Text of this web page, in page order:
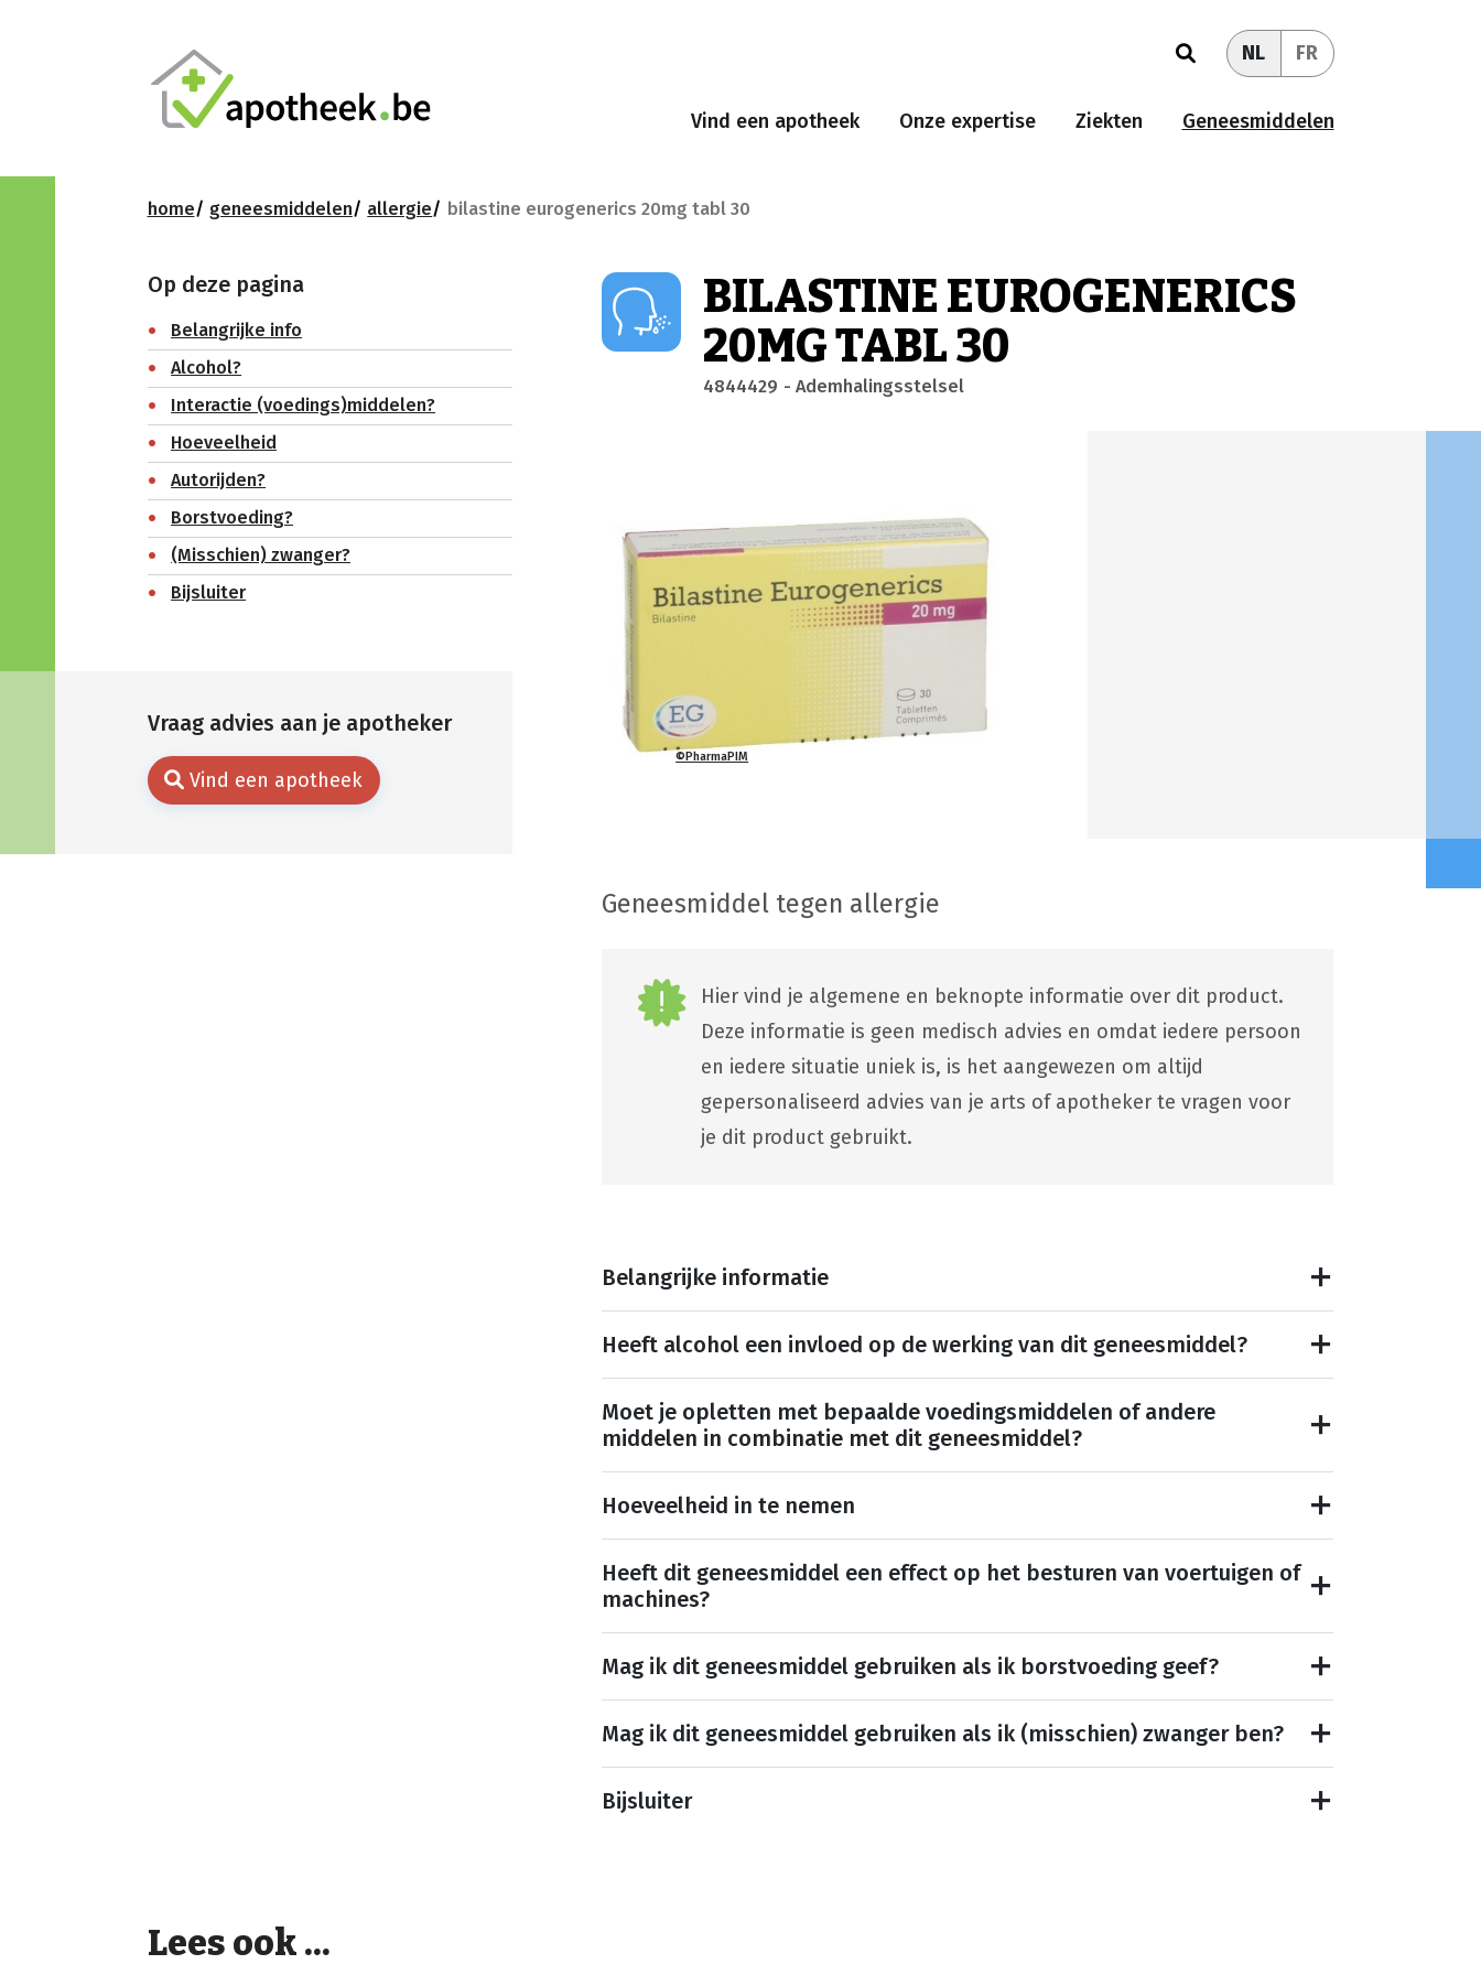
NL FR
Vind een apotheek Onze expertise Ziekten Geneesmiddelen
home geneesmiddelen allergie bilastine eurogenerics 20mg tabl 30
Vraag advies aan je apotheker
Vind een apotheek
Op deze pagina
Belangrijke info
Alcohol?
Interactie (voedings)middelen?
Hoeveelheid
Autorijden?
Borstvoeding?
(Misschien) zwanger?
Bijsluiter
BILASTINE EUROGENERICS
20MG TABL 30
4844429 - Ademhalingsstelsel
©PharmaPIM
Geneesmiddel tegen allergie
Hier vind je algemene en beknopte informatie over dit product.
Deze informatie is geen medisch advies en omdat iedere persoon
en iedere situatie uniek is, is het aangewezen om altijd
gepersonaliseerd advies van je arts of apotheker te vragen voor
je dit product gebruikt.
Belangrijke informatie
Heeft alcohol een invloed op de werking van dit geneesmiddel?
Moet je opletten met bepaalde voedingsmiddelen of andere
middelen in combinatie met dit geneesmiddel?
Hoeveelheid in te nemen
Heeft dit geneesmiddel een effect op het besturen van voertuigen of
machines?
Mag ik dit geneesmiddel gebruiken als ik borstvoeding geef?
Mag ik dit geneesmiddel gebruiken als ik (misschien) zwanger ben?
Bijsluiter
Lees ook ...